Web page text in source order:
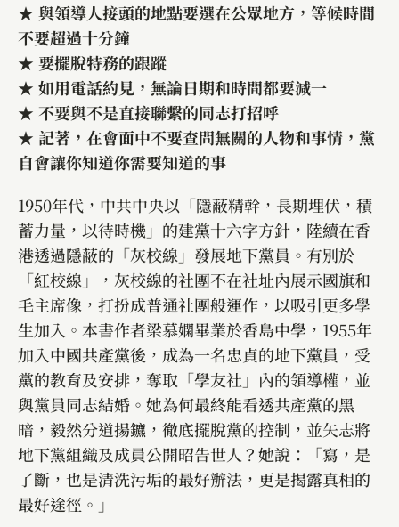
★ 與領導人接頭的地點要選在公眾地方，等候時間
不要超過十分鐘
★ 要擺脫特務的跟蹤
★ 如用電話約見，無論日期和時間都要減一
★ 不要與不是直接聯繫的同志打招呼
★ 記著，在會面中不要查問無關的人物和事情，黨
自會讓你知道你需要知道的事
1950年代，中共中央以「隱蔽精幹，長期埋伏，積
蓄力量，以待時機」的建黨十六字方針，陸續在香
港透過隱蔽的「灰校線」發展地下黨員。有別於
「紅校線」，灰校線的社團不在社址內展示國旗和
毛主席像，打扮成普通社團般運作，以吸引更多學
生加入。本書作者梁慕嫻畢業於香島中學，1955年
加入中國共產黨後，成為一名忠貞的地下黨員，受
黨的教育及安排，奪取「學友社」內的領導權，並
與黨員同志結婚。她為何最終能看透共產黨的黑
暗，毅然分道揚鑣，徹底擺脫黨的控制，並矢志將
地下黨組織及成員公開昭告世人？她說：「寫，是
了斷，也是清洗污垢的最好辦法，更是揭露真相的
最好途徑。」